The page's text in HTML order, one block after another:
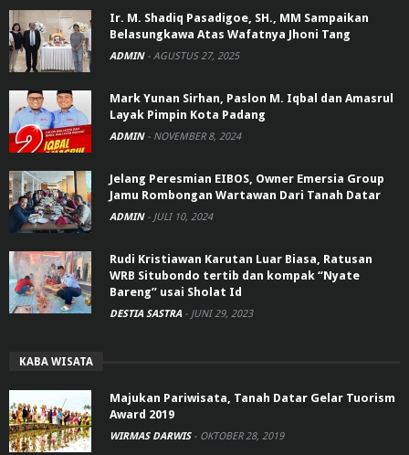
Ir. M. Shadiq Pasadigoe, SH., MM Sampaikan
Belasungkawa Atas Wafatnya Jhoni Tang
ADMIN - AGUSTUS 27, 2025
Mark Yunan Sirhan, Paslon M. Iqbal dan Amasrul
Layak Pimpin Kota Padang
ADMIN - NOVEMBER 8, 2024
Jelang Peresmian EIBOS, Owner Emersia Group
Jamu Rombongan Wartawan Dari Tanah Datar
ADMIN - JULI 10, 2024
Rudi Kristiawan Karutan Luar Biasa, Ratusan
WRB Situbondo tertib dan kompak “Nyate
Bareng” usai Sholat Id
DESTIA SASTRA - JUNI 29, 2023
KABA WISATA
Majukan Pariwisata, Tanah Datar Gelar Tuorism
Award 2019
WIRMAS DARWIS - OKTOBER 28, 2019